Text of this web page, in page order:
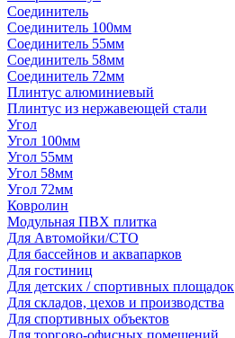
Соединитель
Соединитель 100мм
Соединитель 55мм
Соединитель 58мм
Соединитель 72мм
Плинтус алюминиевый
Плинтус из нержавеющей стали
Угол
Угол 100мм
Угол 55мм
Угол 58мм
Угол 72мм
Ковролин
Модульная ПВХ плитка
Для Автомойки/СТО
Для бассейнов и аквапарков
Для гостиниц
Для детских / спортивных площадок
Для складов, цехов и производства
Для спортивных объектов
Для торгово-офисных помещений